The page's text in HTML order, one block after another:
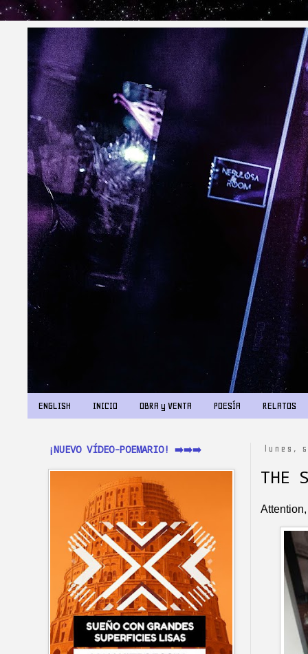
ENGLISH INICIO OBRA y VENTA POESÍA RELATOS
lunes,
THE
¡NUEVO VÍDEO-POEMARIO! ➡️➡️➡️